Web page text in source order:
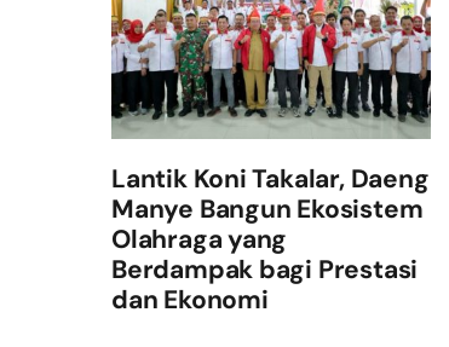
Lantik Koni Takalar, Daeng
Manye Bangun Ekosistem
Olahraga yang
Berdampak bagi Prestasi
dan Ekonomi